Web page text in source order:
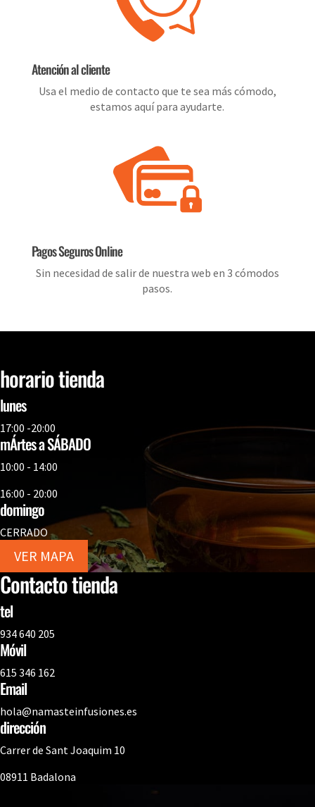
Atención al cliente
Usa el medio de contacto que te sea más cómodo,
estamos aquí para ayudarte.
Pagos Seguros Online
Sin necesidad de salir de nuestra web en 3 cómodos
pasos.
horario tienda
lunes
17:00 -20:00
mÁrtes a SÁBADO
10:00 - 14:00
16:00 - 20:00
domingo
CERRADO
VER MAPA
Contacto tienda
tel
934 640 205
Móvil
615 346 162
Email
hola@namasteinfusiones.es
dirección
Carrer de Sant Joaquim 10
08911 Badalona